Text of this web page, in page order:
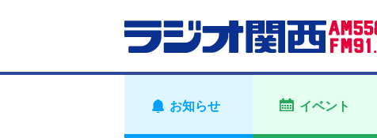
お知らせ イベント